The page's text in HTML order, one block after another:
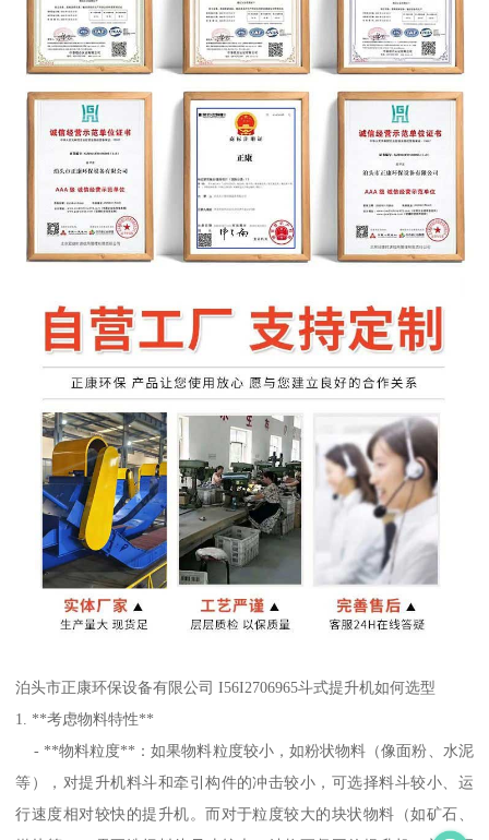
泊头市正康环保设备有限公司 I56I2706965斗式提升机如何选型
1. **考虑物料特性**
- **物料粒度**：如果物料粒度较小，如粉状物料（像面粉、水泥
等），对提升机料斗和牵引构件的冲击较小，可选择料斗较小、运
行速度相对较快的提升机。而对于粒度较大的块状物料（如矿石、